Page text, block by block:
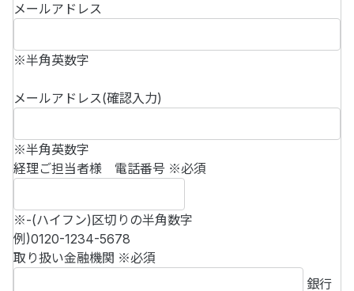
メールアドレス
※半角英数字
メールアドレス(確認入力)
※半角英数字
経理ご担当者様 電話番号 ※必須
※-(ハイフン)区切りの半角数字
例)0120-1234-5678
取り扱い金融機関 ※必須
銀行